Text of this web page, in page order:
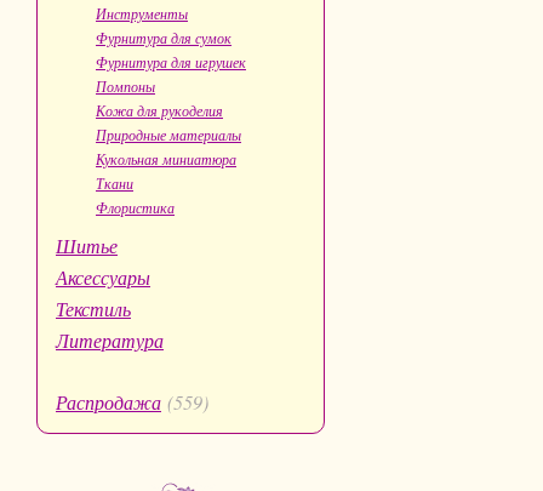
Инструменты
Фурнитура для сумок
Фурнитура для игрушек
Помпоны
Кожа для рукоделия
Природные материалы
Кукольная миниатюра
Ткани
Флористика
Шитье
Аксессуары
Текстиль
Литература
Распродажа (559)